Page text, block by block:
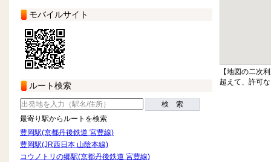
モバイルサイト
ルート検索
検 索
最寄り駅からルートを検索
豊岡駅(京都丹後鉄道 宮豊線)
豊岡駅(JR西日本 山陰本線)
コウノトリの郷駅(京都丹後鉄道 宮豊線)
【地図の二次
超えて、許可